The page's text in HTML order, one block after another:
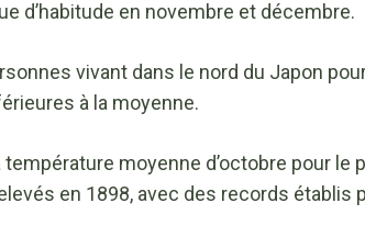
d’habitude en novembre et décembre.
vivant dans le nord du Japon
à la moyenne.
moyenne d’octobre pour le
en 1898, avec des records établis